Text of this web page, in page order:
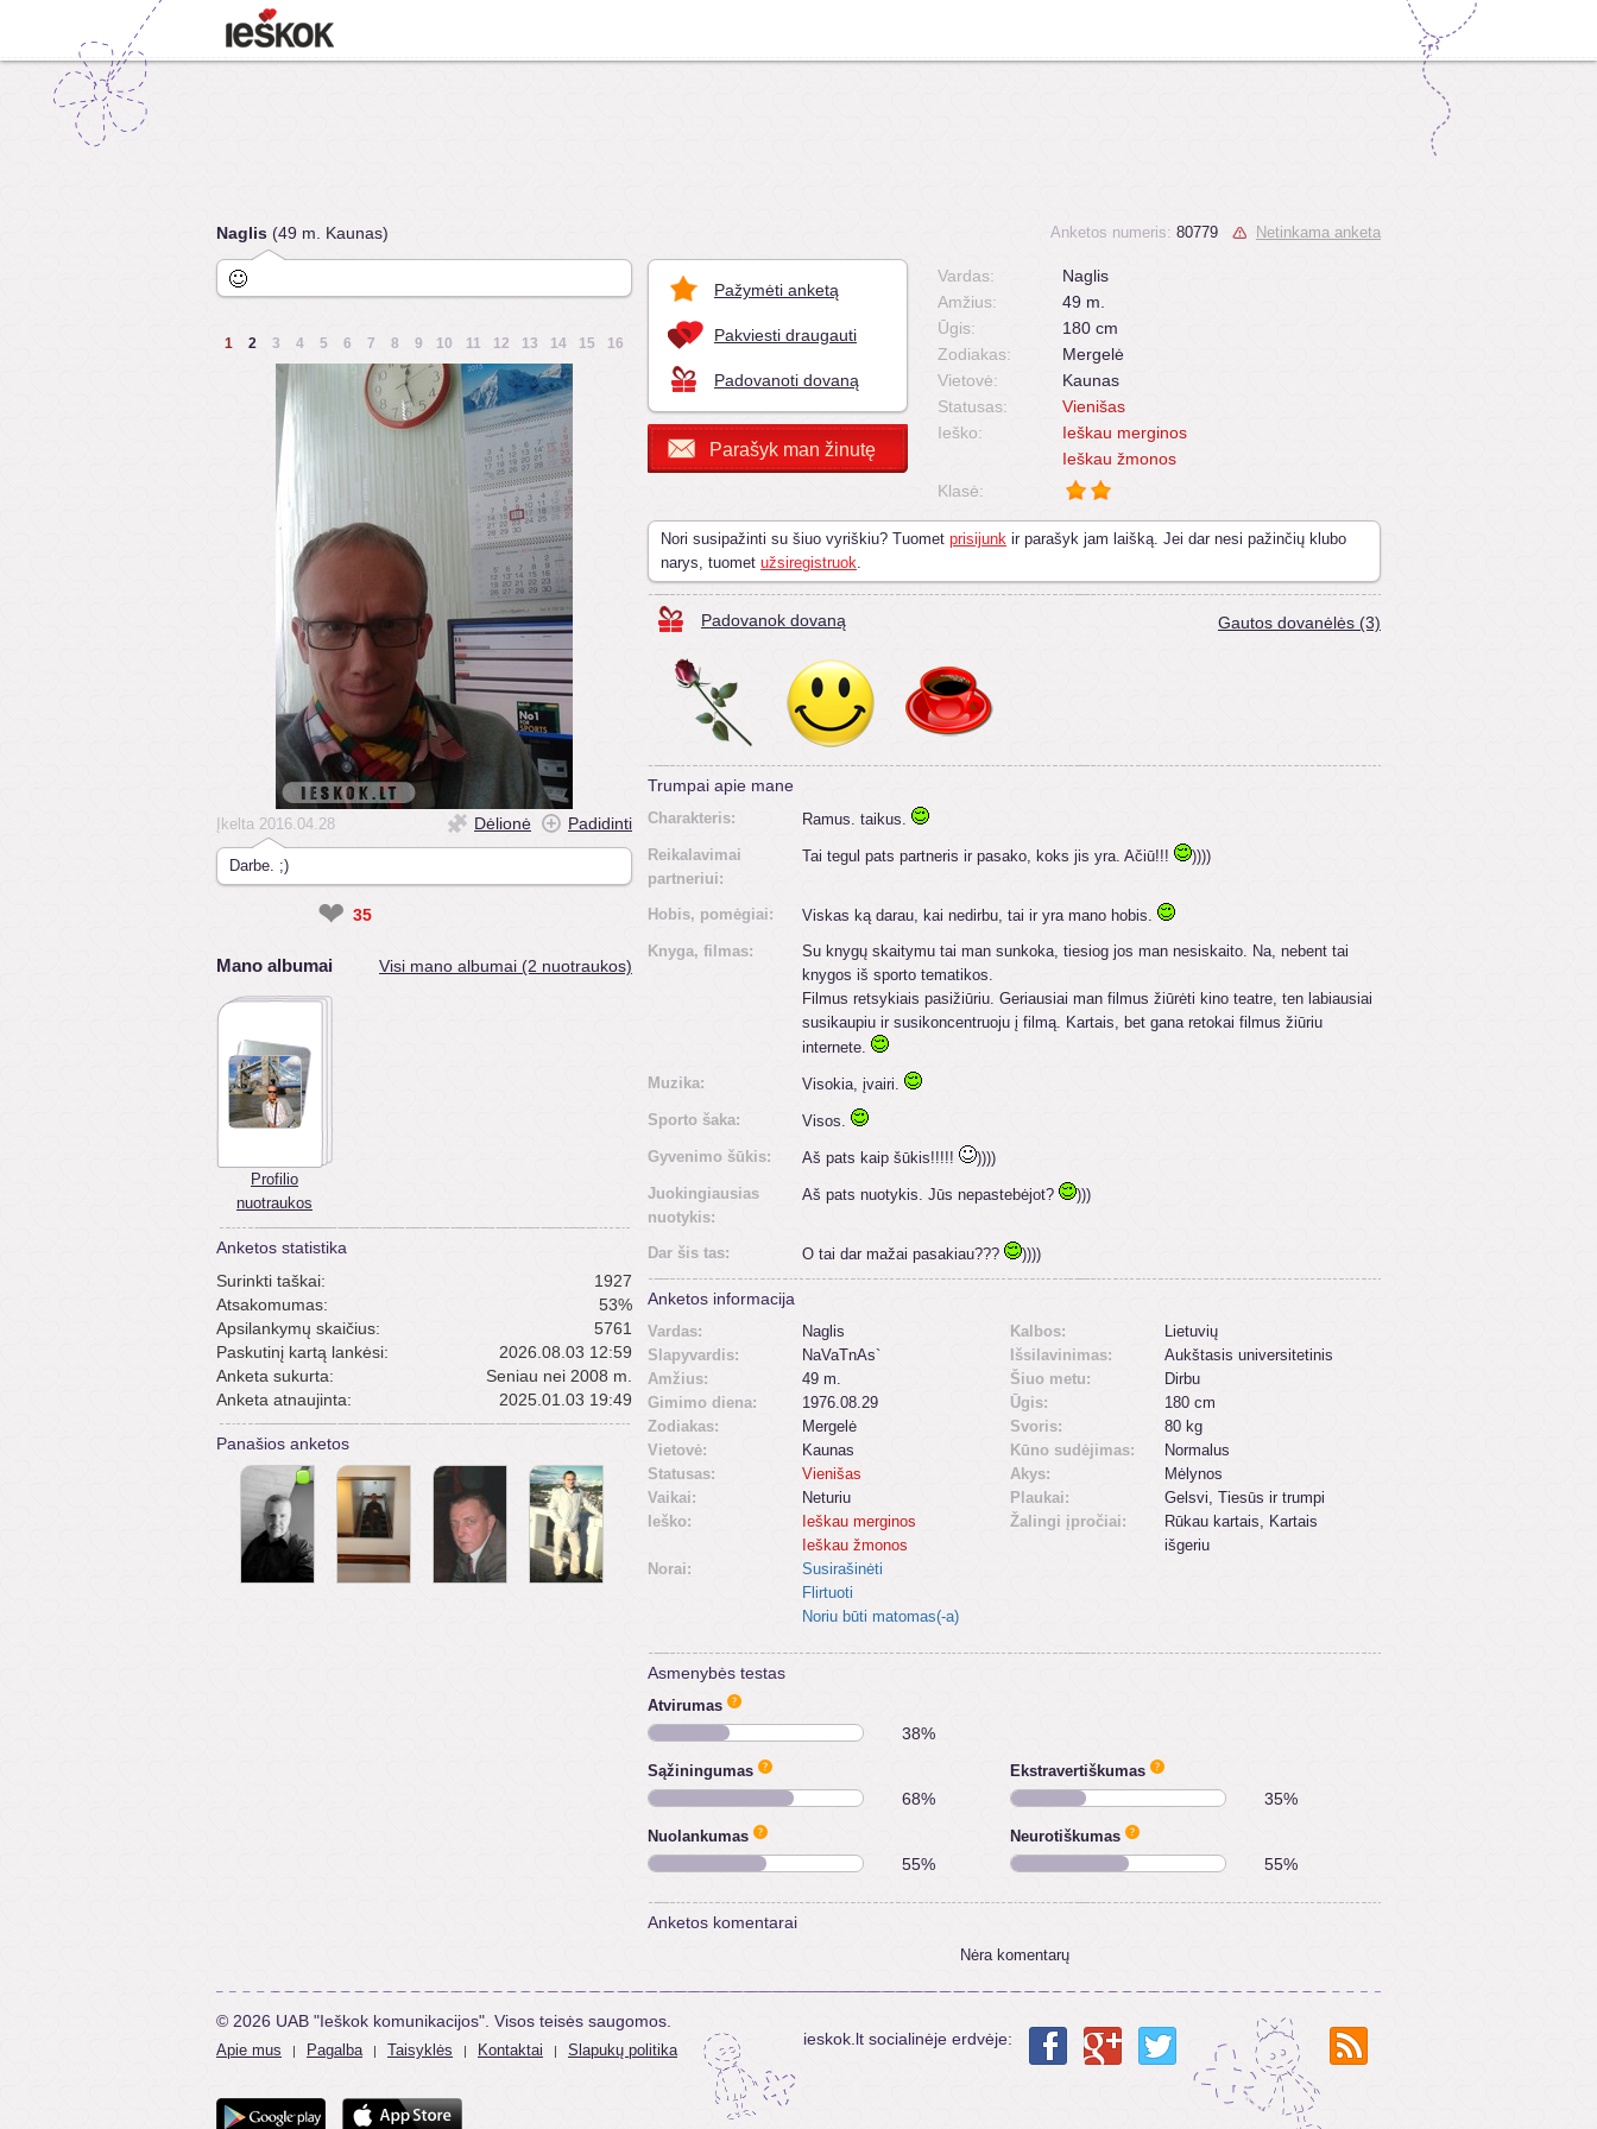
Naglis (49 m. Kaunas)
1 2 3 4 5 6 7 8 9 10 11 12 13 14 15 16
Įkelta 2016.04.28 Dėlionė Padidinti
Darbe. ;)
❤ 35
Mano albumai Visi mano albumai (2 nuotraukos)
Profilio
nuotraukos
Anketos statistika
Surinkti taškai:
1927
Atsakomumas:
53%
Apsilankymų skaičius:
5761
Paskutinį kartą lankėsi:
2026.08.03 12:59
Anketa sukurta:
Seniau nei 2008 m.
Anketa atnaujinta:
2025.01.03 19:49
Panašios anketos
Pažymėti anketą
Pakviesti draugauti
Padovanoti dovaną
Parašyk man žinutę
Anketos numeris: 80779 Netinkama anketa
Vardas:
Naglis
Amžius:
49 m.
Ūgis:
180 cm
Zodiakas:
Mergelė
Vietovė:
Kaunas
Statusas:
Vienišas
Ieško:
Ieškau merginos
Ieškau žmonos
Klasė:
Nori susipažinti su šiuo vyriškiu? Tuomet prisijunk ir parašyk jam laišką. Jei dar nesi pažinčių klubo
narys, tuomet užsiregistruok.
Padovanok dovaną Gautos dovanėlės (3)
Trumpai apie mane
Charakteris:
Ramus. taikus.
Reikalavimai
partneriui:
Tai tegul pats partneris ir pasako, koks jis yra. Ačiū!!! ))))
Hobis, pomėgiai:
Viskas ką darau, kai nedirbu, tai ir yra mano hobis.
Knyga, filmas:
Su knygų skaitymu tai man sunkoka, tiesiog jos man nesiskaito. Na, nebent tai
knygos iš sporto tematikos.
Filmus retsykiais pasižiūriu. Geriausiai man filmus žiūrėti kino teatre, ten labiausiai
susikaupiu ir susikoncentruoju į filmą. Kartais, bet gana retokai filmus žiūriu
internete.
Muzika:
Visokia, įvairi.
Sporto šaka:
Visos.
Gyvenimo šūkis:
Aš pats kaip šūkis!!!!!
))))
Juokingiausias
nuotykis:
Aš pats nuotykis. Jūs nepastebėjot? )))
Dar šis tas: O tai dar mažai pasakiau??? ))))
Anketos informacija
Vardas:
Naglis
Slapyvardis:
NaVaTnAs`
Amžius:
49 m.
Gimimo diena:
1976.08.29
Zodiakas:
Mergelė
Vietovė:
Kaunas
Statusas:
Vienišas
Vaikai:
Neturiu
Ieško:
Ieškau merginos
Ieškau žmonos
Norai:
Susirašinėti
Flirtuoti
Noriu būti matomas(-a)
Kalbos:
Lietuvių
Išsilavinimas:
Aukštasis universitetinis
Šiuo metu:
Dirbu
Ūgis:
180 cm
Svoris:
80 kg
Kūno sudėjimas:
Normalus
Akys:
Mėlynos
Plaukai:
Gelsvi, Tiesūs ir trumpi
Žalingi įpročiai:
Rūkau kartais, Kartais
išgeriu
Asmenybės testas
Atvirumas
38%
Sąžiningumas
68%
Ekstravertiškumas
35%
Nuolankumas
55%
Neurotiškumas
55%
Anketos komentarai
Nėra komentarų
© 2026 UAB "Ieškok komunikacijos". Visos teisės saugomos.
Apie mus | Pagalba | Taisyklės | Kontaktai | Slapukų politika
ieskok.lt socialinėje erdvėje: